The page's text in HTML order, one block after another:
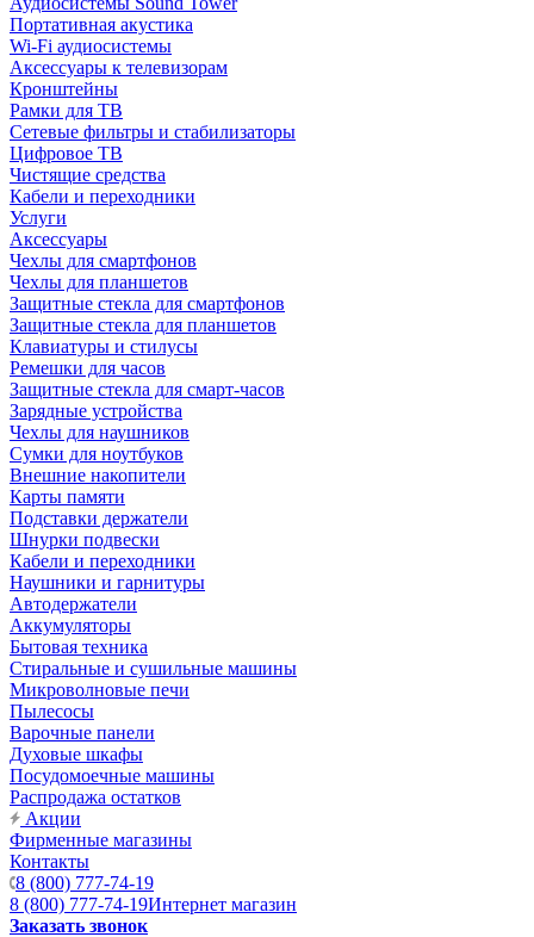
Портативная акустика
Wi-Fi аудиосистемы
Аксессуары к телевизорам
Кронштейны
Рамки для ТВ
Сетевые фильтры и стабилизаторы
Цифровое ТВ
Чистящие средства
Кабели и переходники
Услуги
Аксессуары
Чехлы для смартфонов
Чехлы для планшетов
Защитные стекла для смартфонов
Защитные стекла для планшетов
Клавиатуры и стилусы
Ремешки для часов
Защитные стекла для смарт-часов
Зарядные устройства
Чехлы для наушников
Сумки для ноутбуков
Внешние накопители
Карты памяти
Подставки держатели
Шнурки подвески
Кабели и переходники
Наушники и гарнитуры
Автодержатели
Аккумуляторы
Бытовая техника
Стиральные и сушильные машины
Микроволновые печи
Пылесосы
Варочные панели
Духовые шкафы
Посудомоечные машины
Распродажа остатков
Акции
Фирменные магазины
Контакты
8 (800) 777-74-19
8 (800) 777-74-19Интернет магазин
Заказать звонок